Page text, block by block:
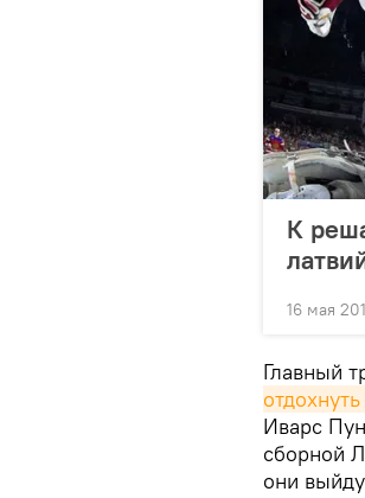
К
16 мая
Главный
отдохнуть
Иварс
сборной
они